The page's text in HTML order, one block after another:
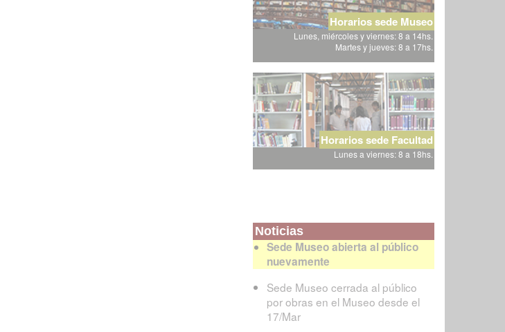
Horarios sede Museo
Lunes, miércoles y viernes: 8 a 14hs.
Martes y jueves: 8 a 17hs.
Horarios sede Facultad
Lunes a viernes: 8 a 18hs.
Noticias
Sede Museo abierta al público
nuevamente
Sede Museo cerrada al público
por obras en el Museo desde el
17/Mar